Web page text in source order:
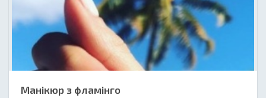
Манікюр з фламінго